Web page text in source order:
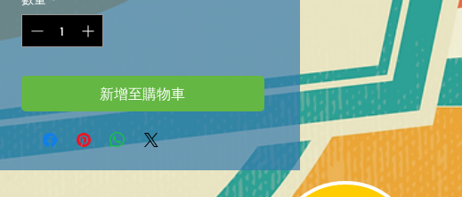
格
新增至購物車